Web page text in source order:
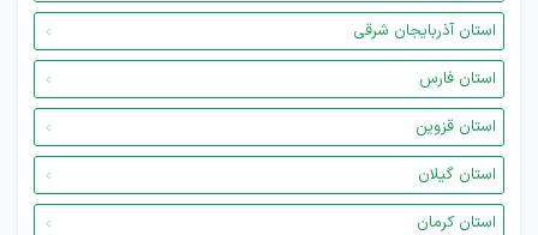
استان آذربایجان شرقی
استان فارس
استان قزوین
استان گیلان
استان کرمان